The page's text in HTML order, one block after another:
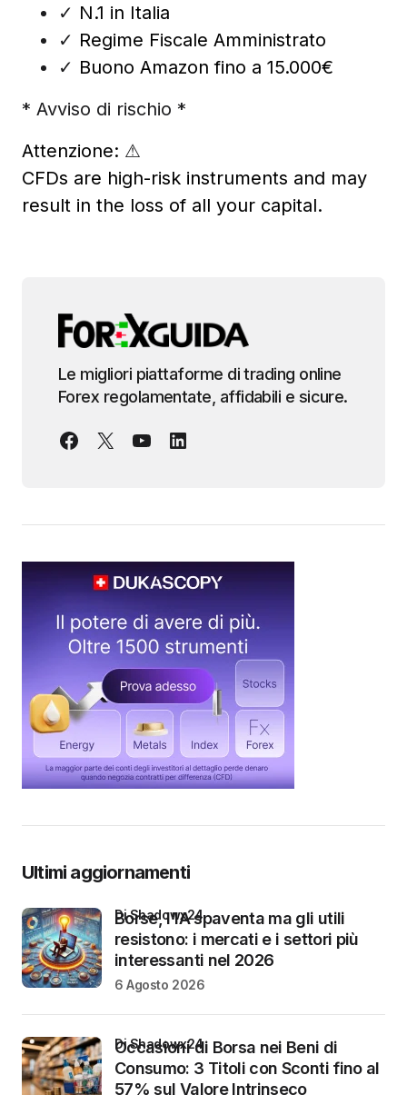
✓ N.1 in Italia
✓ Regime Fiscale Amministrato
✓ Buono Amazon fino a 15.000€
* Avviso di rischio *
Attenzione: ⚠
CFDs are high-risk instruments and may
result in the loss of all your capital.
Le migliori piattaforme di trading online
Forex regolamentate, affidabili e sicure.
Ultimi aggiornamenti
Borse, l’IA spaventa ma gli utili
resistono: i mercati e i settori più
interessanti nel 2026
di Shadowx24
6 Agosto 2026
Occasioni di Borsa nei Beni di
Consumo: 3 Titoli con Sconti fino al
57% sul Valore Intrinseco
di Shadowx24